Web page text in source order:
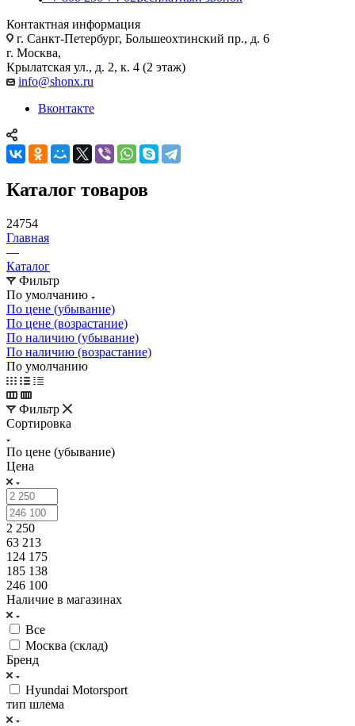
Контактная информация
г. Санкт-Петербург, Большеохтинский пр., д. 6
г. Москва,
Крылатская ул., д. 2, к. 4 (2 этаж)
info@shonx.ru
Вконтакте
Каталог товаров
24754
Главная
—
Каталог
Фильтр
По умолчанию
По цене (убывание)
По цене (возрастание)
По наличию (убывание)
По наличию (возрастание)
По умолчанию
Фильтр
Сортировка
По цене (убывание)
Цена
2 250
63 213
124 175
185 138
246 100
Наличие в магазинах
Все
Москва (склад)
Бренд
Hyundai Motorsport
тип шлема